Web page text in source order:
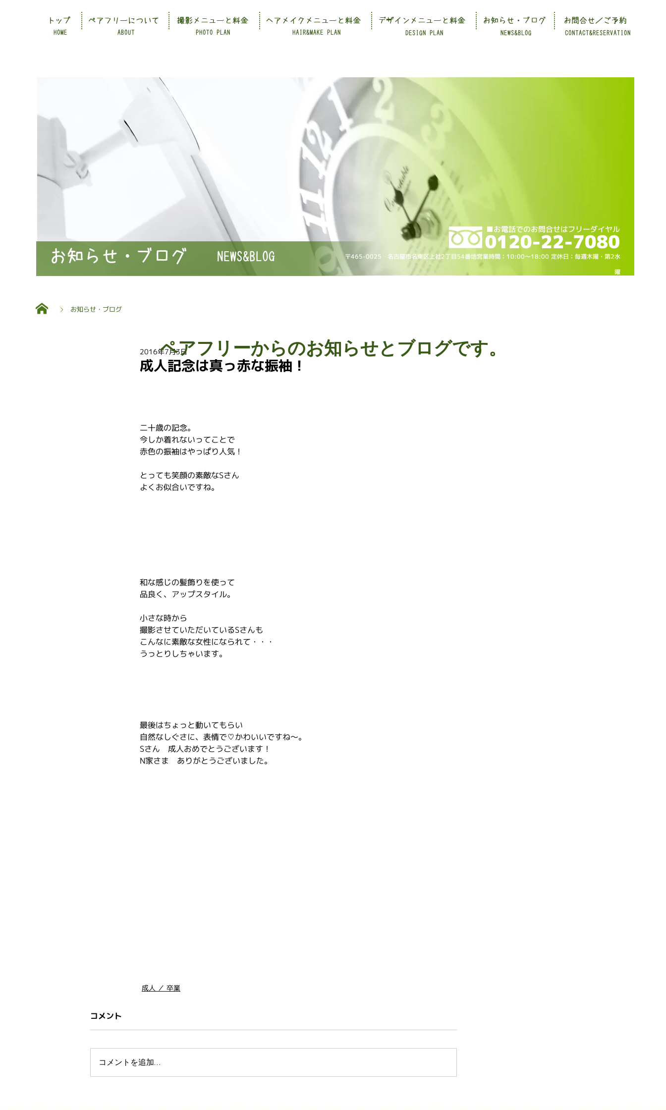
CONTACT&RESERVATION
HOME ABOUT PHOTO PLAN HAIR&MAKE PLAN DESIGN PLAN NEWS&BLOG
トップ ペアフリーについて 撮影メニューと料金 ヘアメイクメニューと料金 デザインメニューと料金 お知らせ・ブログ お問合せ／ご予約
〒465-0025 名古屋市名東区上社2丁目54番地営業時間：10:00～18:00 定休日：毎週木曜・第2水
曜
NEWS&BLOG
お知らせ・ブログ
お知らせ・ブログ
成人記念は真っ赤な振袖！
2016年7月3日
二十歳の記念。
今しか着れないってことで
赤色の振袖はやっぱり人気！
とっても笑顔の素敵なSさん
よくお似合いですね。
和な感じの髪飾りを使って
品良く、アップスタイル。
小さな時から
撮影させていただいているSさんも
こんなに素敵な女性になられて・・・
うっとりしちゃいます。
最後はちょっと動いてもらい
自然なしぐさに、表情で♡かわいいですね～。
Sさん　成人おめでとうございます！
N家さま　ありがとうございました。
成人 ／ 卒業
コメント
コメントを追加…
ペアフリーからのお知らせとブログです。